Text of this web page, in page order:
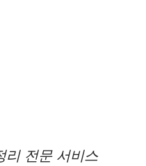
리 전문 서비스